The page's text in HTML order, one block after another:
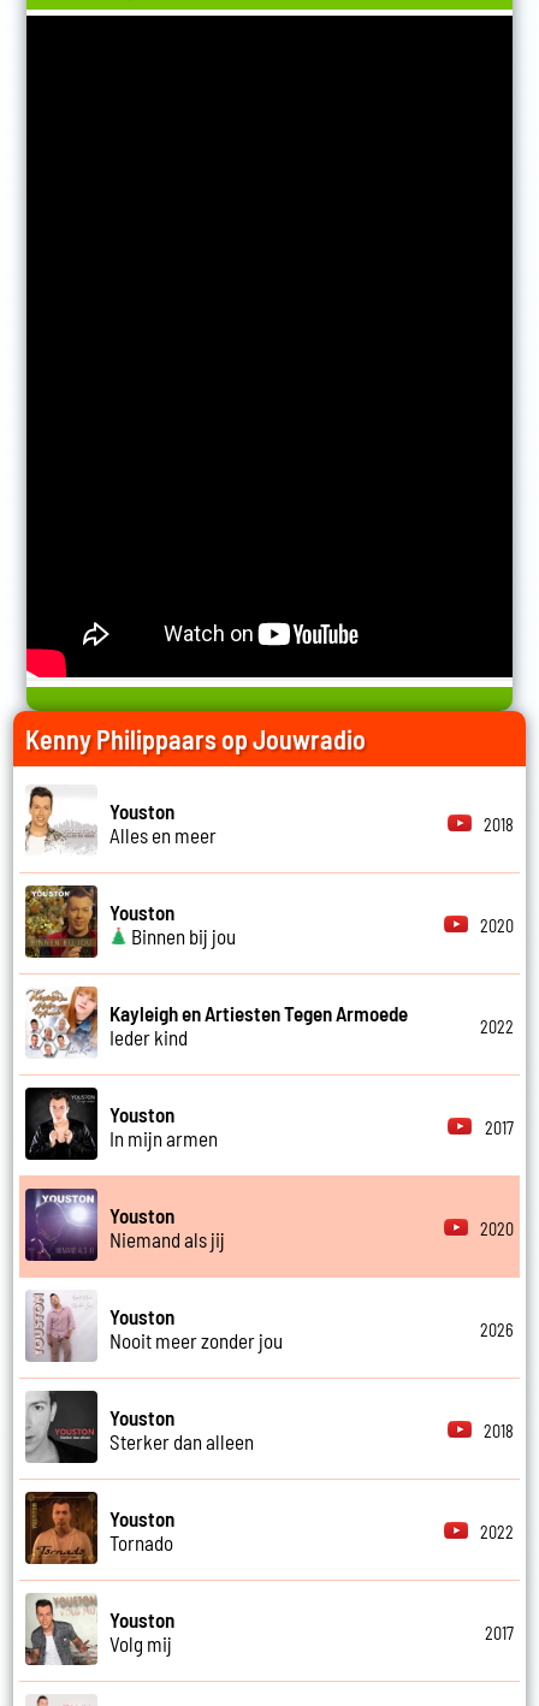
Kenny Philippaars op Jouwradio
Youston
Alles en meer
2018
Youston
Binnen bij jou
2020
Kayleigh en Artiesten Tegen Armoede
Ieder kind
2022
Youston
In mijn armen
2017
Youston
Niemand als jij
2020
Youston
Nooit meer zonder jou
2026
Youston
Sterker dan alleen
2018
Youston
Tornado
2022
Youston
Volg mij
2017